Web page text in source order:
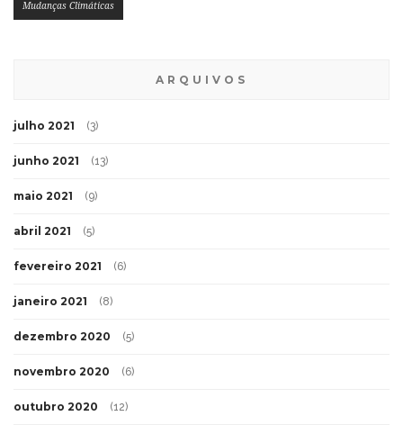
Mudanças Climáticas
ARQUIVOS
julho 2021 (3)
junho 2021 (13)
maio 2021 (9)
abril 2021 (5)
fevereiro 2021 (6)
janeiro 2021 (8)
dezembro 2020 (5)
novembro 2020 (6)
outubro 2020 (12)